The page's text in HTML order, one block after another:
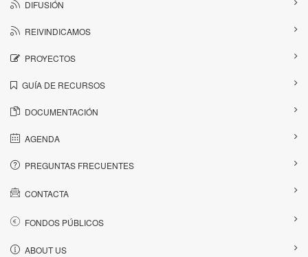
DIFUSIÓN
REIVINDICAMOS
PROYECTOS
GUÍA DE RECURSOS
DOCUMENTACIÓN
AGENDA
PREGUNTAS FRECUENTES
CONTACTA
FONDOS PÚBLICOS
ABOUT US